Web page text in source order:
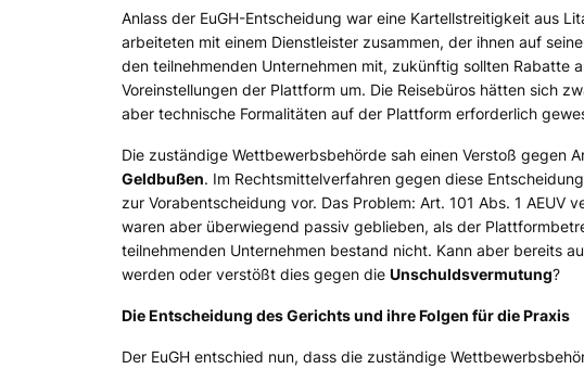
Anlass der EuGH-Entscheidung war eine Kartellstreitigkeit aus
arbeiteten mit einem Dienstleister zusammen, der ihnen auf
den teilnehmenden Unternehmen mit, zukünftig sollten Rabatte
Voreinstellungen der Plattform um. Die Reisebüros hätten sich
aber technische Formalitäten auf der Plattform erforderlich
Die zuständige Wettbewerbsbehörde sah einen Verstoß gegen
Geldbußen. Im Rechtsmittelverfahren gegen diese
zur Vorabentscheidung vor. Das Problem: Art. 101 Abs. 1
waren aber überwiegend passiv geblieben, als der
teilnehmenden Unternehmen bestand nicht. Kann aber bereits
werden oder verstößt dies gegen die Unschuldsvermutung?
Die Entscheidung des Gerichts und ihre Folgen für die Praxis
Der EuGH entschied nun, dass die zuständige